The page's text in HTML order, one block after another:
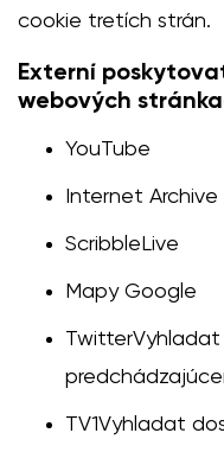
cookie tretích strán.
Externí
webových
YouTube
Internet Archive
ScribbleLive
Mapy Google
Twitter
TV1Vyhladat